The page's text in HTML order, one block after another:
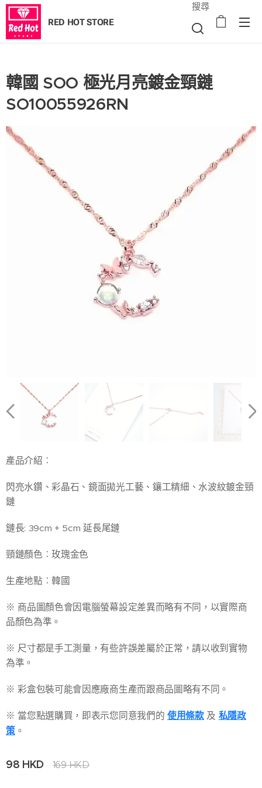
RED HOT STORE
搜尋
韓國 SOO 極光月亮鍍金頸鏈
SO10055926RN
產品介紹︰
閃亮水鑽、彩晶石、鏡面拋光工藝、鑲工精細、水波紋鍍金頸
鏈
鏈長: 39cm + 5cm 延長尾鏈
頸鏈顏色︰玫瑰金色
生產地點︰韓國
※ 商品圖顏色會因電腦螢幕設定差異而略有不同，以實際商
品顏色為準。
※ 尺寸都是手工測量，有些許誤差屬於正常，請以收到實物
為準。
※ 彩盒包裝可能會因應廠商生產而跟商品圖略有不同。
※ 當您點選購買，即表示您同意我們的 使用條款及 私隱政
策。
98 HKD 169HKD